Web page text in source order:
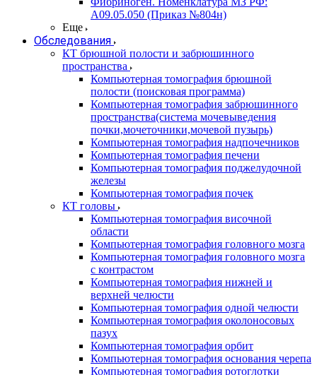
A09.05.050 (Приказ №804н)
Еще
Обследования
КТ брюшной полости и забрюшинного
пространства
Компьютерная томография брюшной
полости (поисковая программа)
Компьютерная томография забрюшинного
пространства(система мочевыведения
почки,мочеточники,мочевой пузырь)
Компьютерная томография надпочечников
Компьютерная томография печени
Компьютерная томография поджелудочной
железы
Компьютерная томография почек
КТ головы
Компьютерная томография височной
области
Компьютерная томография головного мозга
Компьютерная томография головного мозга
с контрастом
Компьютерная томография нижней и
верхней челюсти
Компьютерная томография одной челюсти
Компьютерная томография околоносовых
пазух
Компьютерная томография орбит
Компьютерная томография основания черепа
Компьютерная томография ротоглотки